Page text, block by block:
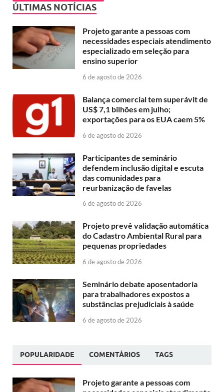
ÚLTIMAS NOTÍCIAS
Projeto garante a pessoas com
necessidades especiais atendimento
especializado em seleção para
ensino superior
6 de agosto de 2026
Balança comercial tem superávit de
US$ 7,1 bilhões em julho;
exportações para os EUA caem 5%
6 de agosto de 2026
Participantes de seminário
defendem inclusão digital e escuta
das comunidades para
reurbanização de favelas
6 de agosto de 2026
Projeto prevê validação automática
do Cadastro Ambiental Rural para
pequenas propriedades
6 de agosto de 2026
Seminário debate aposentadoria
para trabalhadores expostos a
substâncias prejudiciais à saúde
6 de agosto de 2026
POPULARIDADE COMENTÁRIOS TAGS
Projeto garante a pessoas com